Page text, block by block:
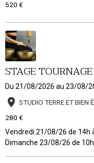
520 €
STAGE
Du 21/08/2026 au 23/08/
STUDIO TERRE ET BIEN
280 €
Vendredi 21/08/26 de 14h
Dimanche 23/08/26 de